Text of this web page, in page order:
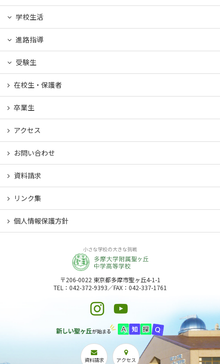
学校生活
進路指導
受験生
在校生・保護者
卒業生
アクセス
お問い合わせ
資料請求
リンク集
個人情報保護方針
小さな学校の大きな挑戦
〒206-0022 東京都多摩市聖ヶ丘4-1-1
TEL：042-372-9393／FAX：042-337-1761
資料請求 アクセス